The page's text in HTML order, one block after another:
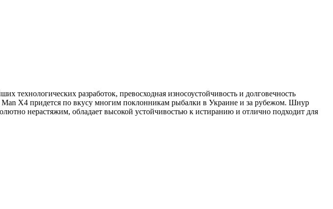
разработок, превосходная износоустойчивость и долговечность
Х4 придется по вкусу многим поклонникам рыбалки в Украине и за рубежом. Шнур
нерастяжим, обладает высокой устойчивостью к истиранию и отлично подходит для